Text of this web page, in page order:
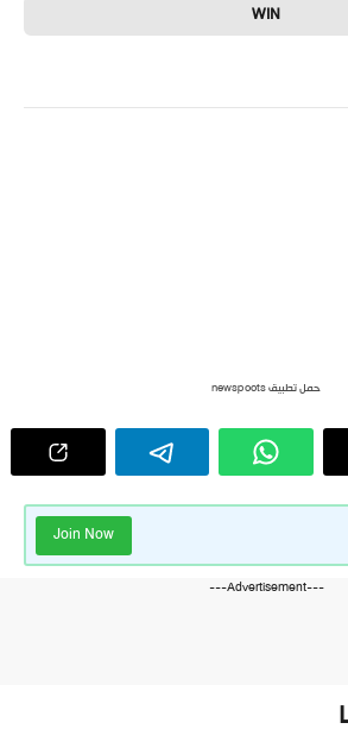
WIN
حمل تطبيق newspoots
Join Now
---Advertisement---